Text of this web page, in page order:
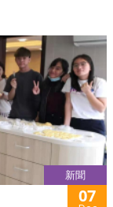
新聞
07